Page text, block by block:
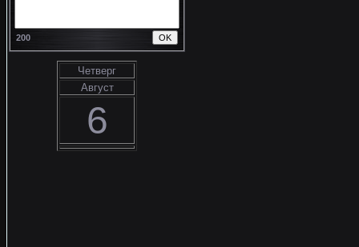
200
Четверг
Август
6